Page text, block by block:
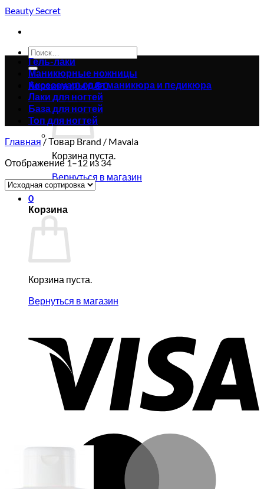
Skip
content
Beauty Secret
Искать:
Корзина /0.00₴0
Корзина пуста.
Вернуться в магазин
0
Корзина
Корзина пуста.
Вернуться в магазин
Гель-лаки
Маникюрные ножницы
Аксессуары для маникюра и педикюра
Лаки для ногтей
База для ногтей
Топ для ногтей
Главная /Товар Brand / Mavala
Отображение 1–12 из 34